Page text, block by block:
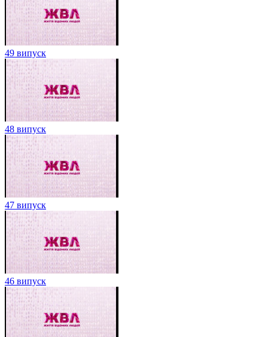
49 випуск
48 випуск
47 випуск
46 випуск